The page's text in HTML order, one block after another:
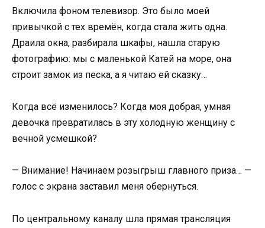
Включила фоном телевизор. Это было моей
привычкой с тех времён, когда стала жить одна.
Драила окна, разбирала шкафы, нашла старую
фотографию: мы с маленькой Катей на море, она
строит замок из песка, а я читаю ей сказку…
Когда всё изменилось? Когда моя добрая, умная
девочка превратилась в эту холодную женщину с
вечной усмешкой?
— Внимание! Начинаем розыгрыш главного приза… —
голос с экрана заставил меня обернуться.
По центральному каналу шла прямая трансляция